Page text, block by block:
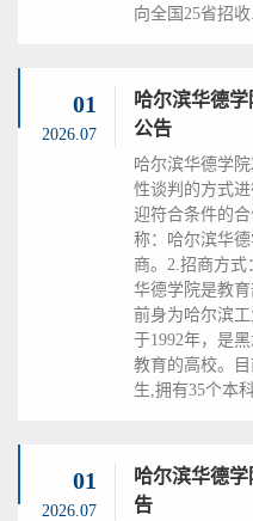
向全国25省招收
01
2026.07
哈尔滨华德
公告
哈尔滨华德学
性谈判的方式
迎符合条件的
称：哈尔滨华
商。2.招商方
华德学院是教育
前身为哈尔滨
于1992年，是
教育的高校。
生,拥有35个本
01
2026.07
哈尔滨华德
告